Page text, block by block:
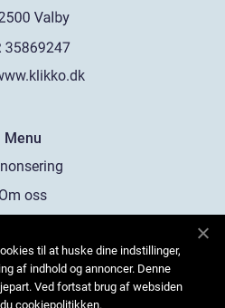
Menu
Om oss
oss
til at huske dine indstillinger,
af indhold og annoncer. Denne
Ved fortsat brug af websiden
cookiepolitikken.